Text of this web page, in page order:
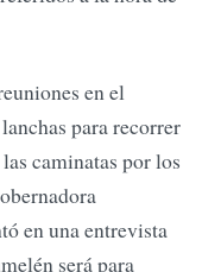
en el
para recorrer
caminatas por los
en una entrevista
será para